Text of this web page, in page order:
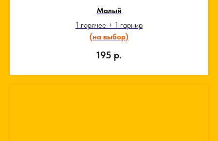
Малый
1 горячее + 1 гарнир
(на выбор)
195 р.